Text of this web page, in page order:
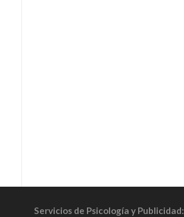
Servicios de Psicología y Publicidad: